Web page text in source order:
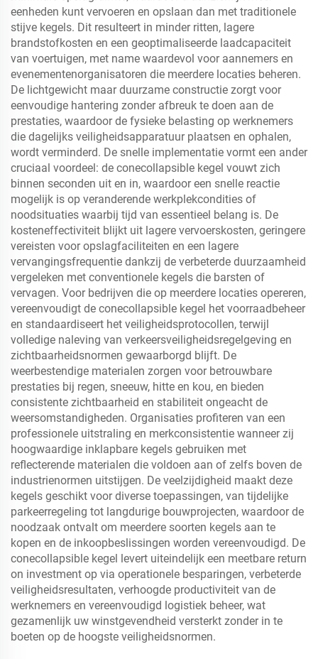
eenheden kunt vervoeren en opslaan dan met traditionele
stijve kegels. Dit resulteert in minder ritten, lagere
brandstofkosten en een geoptimaliseerde laadcapaciteit
van voertuigen, met name waardevol voor aannemers en
evenementenorganisatoren die meerdere locaties beheren.
De lichtgewicht maar duurzame constructie zorgt voor
eenvoudige hantering zonder afbreuk te doen aan de
prestaties, waardoor de fysieke belasting op werknemers
die dagelijks veiligheidsapparatuur plaatsen en ophalen,
wordt verminderd. De snelle implementatie vormt een ander
cruciaal voordeel: de conecollapsible kegel vouwt zich
binnen seconden uit en in, waardoor een snelle reactie
mogelijk is op veranderende werkplekcondities of
noodsituaties waarbij tijd van essentieel belang is. De
kosteneffectiviteit blijkt uit lagere vervoerskosten, geringere
vereisten voor opslagfaciliteiten en een lagere
vervangingsfrequentie dankzij de verbeterde duurzaamheid
vergeleken met conventionele kegels die barsten of
vervagen. Voor bedrijven die op meerdere locaties opereren,
vereenvoudigt de conecollapsible kegel het voorraadbeheer
en standaardiseert het veiligheidsprotocollen, terwijl
volledige naleving van verkeersveiligheidsregelgeving en
zichtbaarheidsnormen gewaarborgd blijft. De
weerbestendige materialen zorgen voor betrouwbare
prestaties bij regen, sneeuw, hitte en kou, en bieden
consistente zichtbaarheid en stabiliteit ongeacht de
weersomstandigheden. Organisaties profiteren van een
professionele uitstraling en merkconsistentie wanneer zij
hoogwaardige inklapbare kegels gebruiken met
reflecterende materialen die voldoen aan of zelfs boven de
industrienormen uitstijgen. De veelzijdigheid maakt deze
kegels geschikt voor diverse toepassingen, van tijdelijke
parkeerregeling tot langdurige bouwprojecten, waardoor de
noodzaak ontvalt om meerdere soorten kegels aan te
kopen en de inkoopbeslissingen worden vereenvoudigd. De
conecollapsible kegel levert uiteindelijk een meetbare return
on investment op via operationele besparingen, verbeterde
veiligheidsresultaten, verhoogde productiviteit van de
werknemers en vereenvoudigd logistiek beheer, wat
gezamenlijk uw winstgevendheid versterkt zonder in te
boeten op de hoogste veiligheidsnormen.